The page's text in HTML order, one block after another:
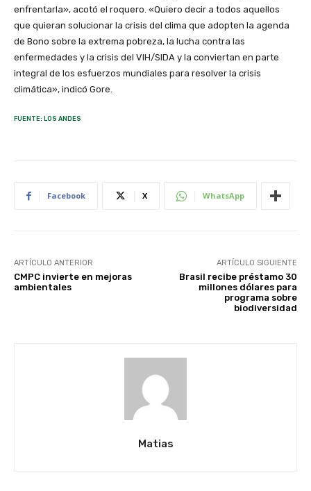
enfrentarla», acotó el roquero. «Quiero decir a todos aquellos
que quieran solucionar la crisis del clima que adopten la agenda
de Bono sobre la extrema pobreza, la lucha contra las
enfermedades y la crisis del VIH/SIDA y la conviertan en parte
integral de los esfuerzos mundiales para resolver la crisis
climática», indicó Gore.
FUENTE: LOS ANDES
Facebook X WhatsApp
ARTÍCULO ANTERIOR
CMPC invierte en mejoras
ambientales
ARTÍCULO SIGUIENTE
Brasil recibe préstamo 30
millones dólares para
programa sobre
biodiversidad
Matias